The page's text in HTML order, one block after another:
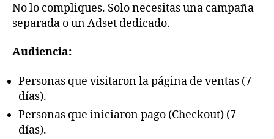
No lo compliques. Solo necesitas una campaña
separada o un Adset dedicado.
Audiencia:
Personas que visitaron la página de ventas (7
días).
Personas que iniciaron pago (Checkout) (7
días).